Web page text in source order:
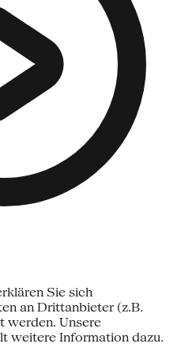
Sie sich
an Drittanbieter (z.B.
werden. Unsere
weitere Information dazu.